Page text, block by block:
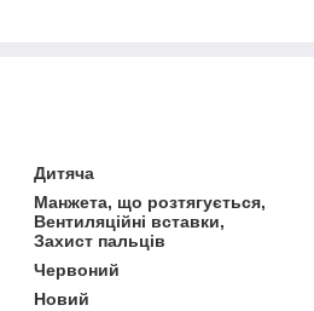
Дитяча
Манжета, що розтягується,
Вентиляційні вставки,
Захист пальців
Червоний
Новий